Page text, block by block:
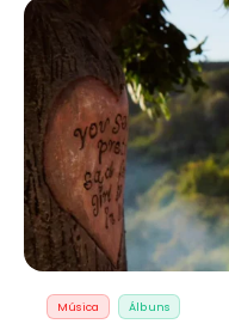
Música Álbuns